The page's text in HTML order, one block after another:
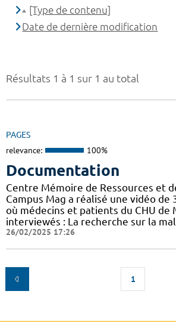
Résultats 1 à 1 sur 1 au total
PAGES
relevance: 100%
Documentation
Centre Mémoire de Ressources et
Campus Mag a réalisé une vidéo de
où médecins et patients du CHU
interviewés : La recherche sur la
26/02/2025 17:26
1
[Type de contenu]
Date de dernière modification